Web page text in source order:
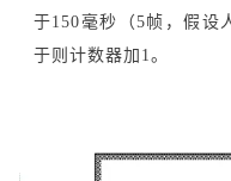
于150毫秒（5帧，假设
于则计数器加1。